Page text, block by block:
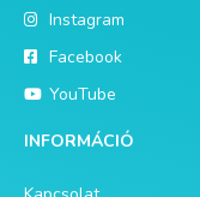
Instagram
Facebook
YouTube
INFORMÁCIÓ